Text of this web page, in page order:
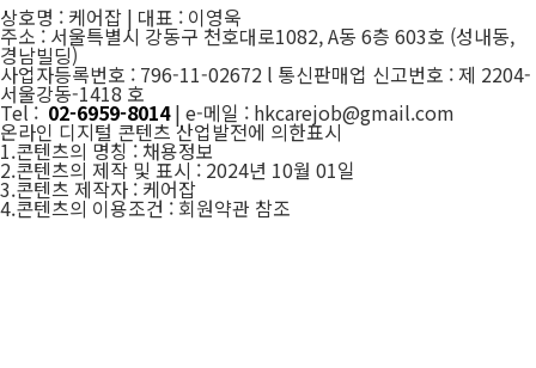
상호명 : 케어잡 | 대표 : 이영욱
주소 : 서울특별시 강동구 천호대로1082, A동 6층 603호 (성내동,
경남빌딩)
사업자등록번호 : 796-11-02672 l 통신판매업 신고번호 : 제 2204-
서울강동-1418 호
Tel :02-6959-8014| e-메일 : hkcarejob@gmail.com
온라인 디지털 콘텐츠 산업발전에 의한표시
1.콘텐츠의 명칭 : 채용정보
2.콘텐츠의 제작 및 표시 : 2024년 10월 01일
3.콘텐츠 제작자 : 케어잡
4.콘텐츠의 이용조건 : 회원약관 참조